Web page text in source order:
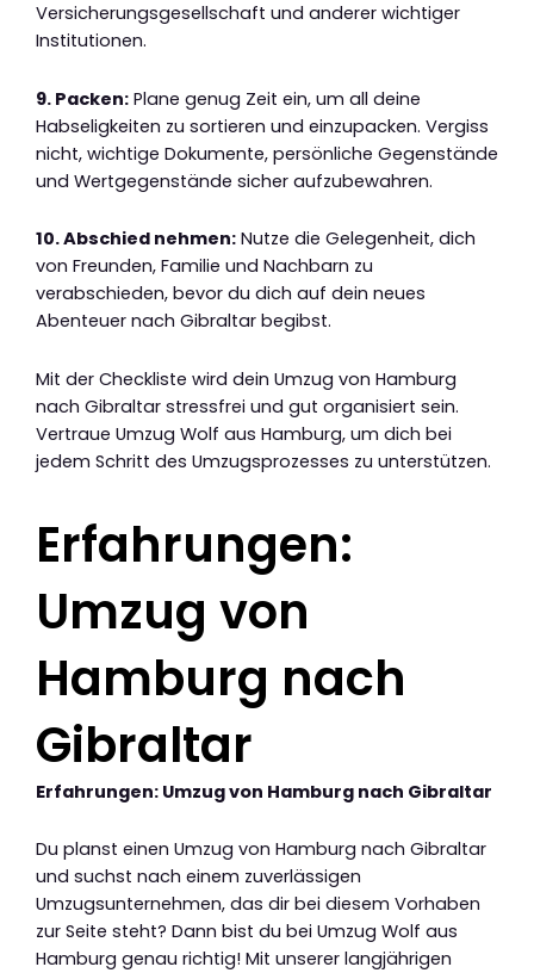
Versicherungsgesellschaft und anderer wichtiger
Institutionen.
9. Packen: Plane genug Zeit ein, um all deine
Habseligkeiten zu sortieren und einzupacken. Vergiss
nicht, wichtige Dokumente, persönliche Gegenstände
und Wertgegenstände sicher aufzubewahren.
10. Abschied nehmen: Nutze die Gelegenheit, dich
von Freunden, Familie und Nachbarn zu
verabschieden, bevor du dich auf dein neues
Abenteuer nach Gibraltar begibst.
Mit der Checkliste wird dein Umzug von Hamburg
nach Gibraltar stressfrei und gut organisiert sein.
Vertraue Umzug Wolf aus Hamburg, um dich bei
jedem Schritt des Umzugsprozesses zu unterstützen.
Erfahrungen:
Umzug von
Hamburg nach
Gibraltar
Erfahrungen: Umzug von Hamburg nach Gibraltar
Du planst einen Umzug von Hamburg nach Gibraltar
und suchst nach einem zuverlässigen
Umzugsunternehmen, das dir bei diesem Vorhaben
zur Seite steht? Dann bist du bei Umzug Wolf aus
Hamburg genau richtig! Mit unserer langjährigen